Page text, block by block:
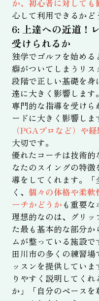
か、初心者に対して
心して利用できるかど
6: 上達への近道！
受けられるか
独学でゴルフを始め
癖がついてしまうリ
段階で正しい基礎を
達に大きく影響します。
専門的な指導を受け
ードに大きく影響しま
（PGAプロなど）や
大切です。
優れたコーチは技術
なたのスイングの特
導をしてくれます。「
く、 個々の体格や柔軟
ーチかどうか も重要な
理想的なのは、グリッ
た最も基本的な部分
ムが整っている施設で
田川市の多くの練習
ッスンを提供してい
りやすく説明してく
か」「自分のペース